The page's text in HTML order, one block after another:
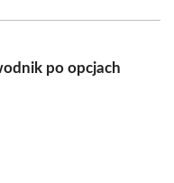
po opcjach